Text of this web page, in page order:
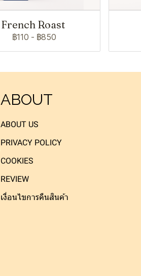
French Roast
฿110 - ฿850
ABOUT
ABOUT US
PRIVACY POLICY
COOKIES
REVIEW
เงื่อนไขการคืนสินค้า